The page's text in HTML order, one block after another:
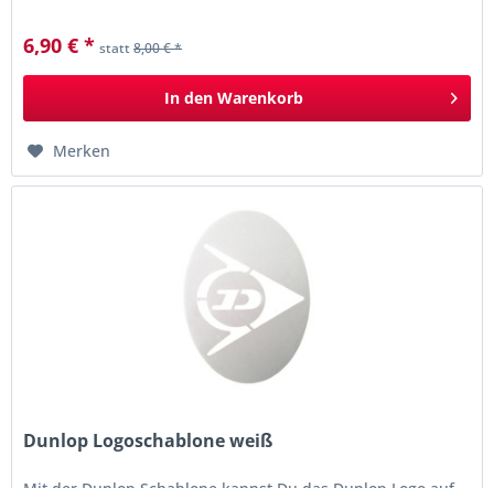
6,90 € * statt8,00 € *
In den Warenkorb
Merken
Dunlop Logoschablone weiß